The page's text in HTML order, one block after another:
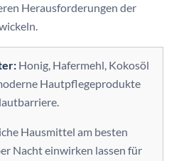
Herausforderungen der
Honig, Hafermehl, Kokosöl
Hautpflegeprodukte
Hausmittel am besten
Nacht einwirken lassen für